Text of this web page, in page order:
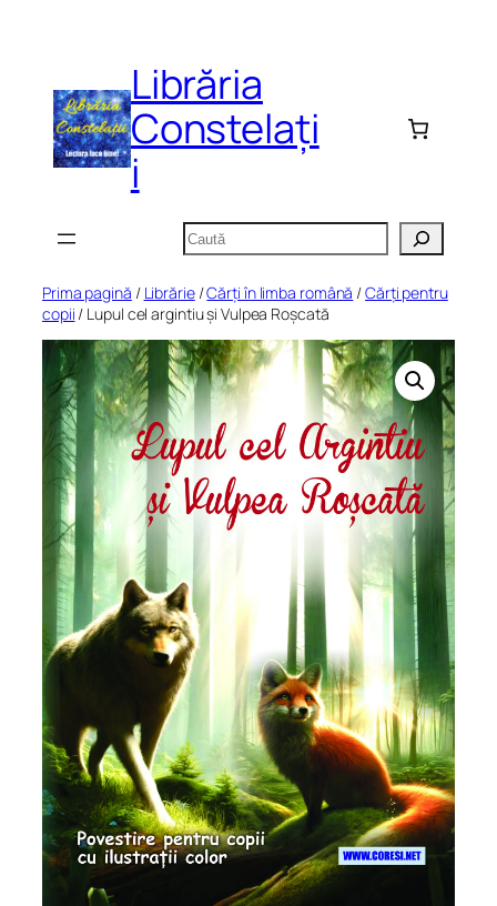
Librăria
Constelați
i
Caută
Prima pagină / Librărie/Cărți în limba română /Cărți pentru
copii / Lupul cel argintiu și Vulpea Roșcată